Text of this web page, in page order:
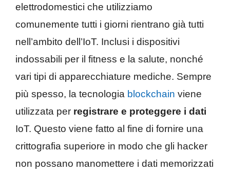
elettrodomestici che utilizziamo
comunemente tutti i giorni rientrano già tutti
nell’ambito dell’IoT. Inclusi i dispositivi
indossabili per il fitness e la salute, nonché
vari tipi di apparecchiature mediche. Sempre
più spesso, la tecnologia blockchain viene
utilizzata per registrare e proteggere i dati
IoT. Questo viene fatto al fine di fornire una
crittografia superiore in modo che gli hacker
non possano manomettere i dati memorizzati